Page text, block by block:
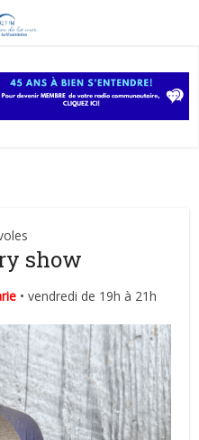
show
• vendredi de 19h à 21h